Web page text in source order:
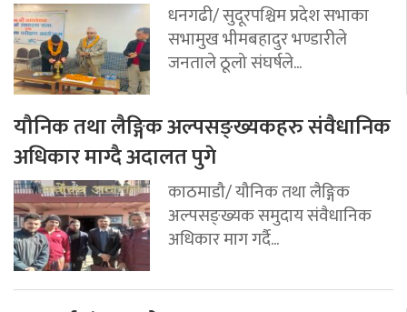
धनगढी/ सुदूरपश्चिम प्रदेश सभाका
सभामुख भीमबहादुर भण्डारीले
जनताले ठूलो संघर्षले...
यौनिक तथा लैङ्गिक अल्पसङ्ख्यकहरु संवैधानिक
अधिकार माग्दै अदालत पुगे
काठमाडौ/ यौनिक तथा लैङ्गिक
अल्पसङ्ख्यक समुदाय संवैधानिक
अधिकार माग गर्दै...